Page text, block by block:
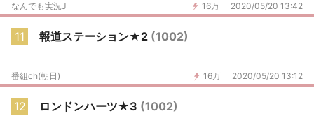
16万 2020/05/20 13:42
なんでも実況J
11 報道ステーション★2 (1002)
16万 2020/05/20 13:12
番組ch(朝日)
12 ロンドンハーツ★3 (1002)